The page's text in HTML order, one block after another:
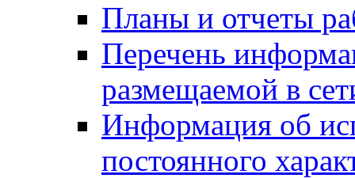
Планы и отчеты
Перечень
размещаемой в
Информация об
постоянного